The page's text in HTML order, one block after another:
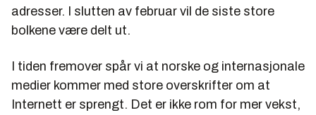
adresser. I slutten av februar vil de siste store
bolkene være delt ut.
I tiden fremover spår vi at norske og internasjonale
medier kommer med store overskrifter om at
Internett er sprengt. Det er ikke rom for mer vekst,